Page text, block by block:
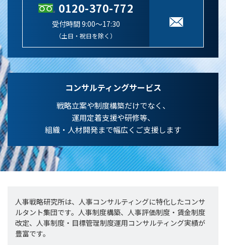
0120-370-772
受付時間 9:00～17:30
（土日・祝日を除く）
コンサルティングサービス
戦略立案や制度構築だけでなく、
運用定着支援や研修等、
組織・人材開発まで幅広くご支援します
人事戦略研究所は、人事コンサルティングに特化したコンサ
ルタント集団です。人事制度構築、人事評価制度・賃金制度
改定、人事制度・目標管理制度運用コンサルティング実績が
豊富です。